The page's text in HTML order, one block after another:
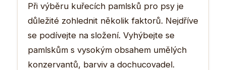
Při výběru kuřecích pamlsků pro psy je
důležité zohlednit několik faktorů. Nejdříve
se podívejte na složení. Vyhýbejte se
pamlskům s vysokým obsahem umělých
konzervantů, barviv a dochucovadel.